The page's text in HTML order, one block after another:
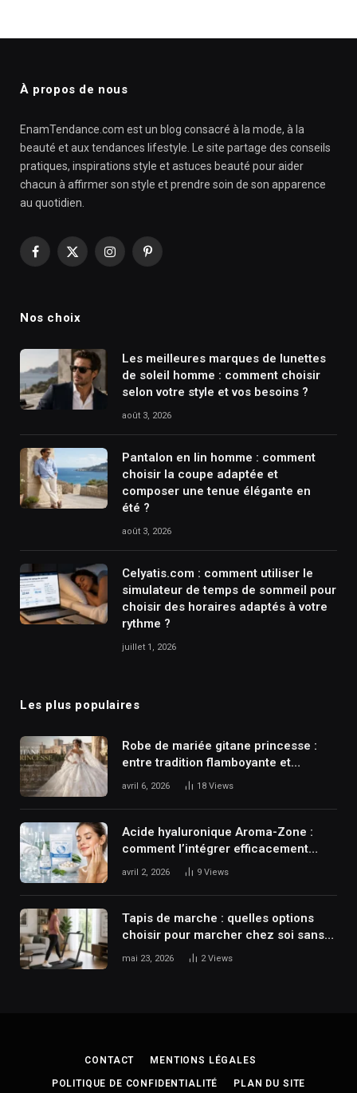
À propos de nous
EnamTendance.com est un blog consacré à la mode, à la
beauté et aux tendances lifestyle. Le site partage des conseils
pratiques, inspirations style et astuces beauté pour aider
chacun à affirmer son style et prendre soin de son apparence
au quotidien.
Facebook
X
InstagramPinterest
Nos choix
Les meilleures marques de lunettes
de soleil homme : comment choisir
selon votre style et vos besoins ?
août 3, 2026
Pantalon en lin homme : comment
choisir la coupe adaptée et
composer une tenue élégante en
été ?
août 3, 2026
Celyatis.com : comment utiliser le
simulateur de temps de sommeil pour
choisir des horaires adaptés à votre
rythme ?
juillet 1, 2026
Les plus populaires
Robe de mariée gitane princesse :
entre tradition flamboyante et
élégance spectaculaire
avril 6, 2026 18 Views
Acide hyaluronique Aroma-Zone :
comment l’intégrer efficacement
dans sa routine skincare ?
avril 2, 2026 9 Views
Tapis de marche : quelles options
choisir pour marcher chez soi sans
perdre de place ?
mai 23, 2026 2Views
CONTACT MENTIONS LÉGALES
POLITIQUE DE CONFIDENTIALITÉ PLAN DU SITE